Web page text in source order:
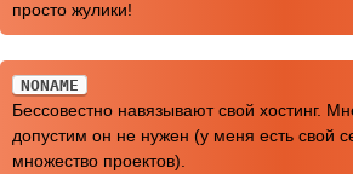
просто жулики!
NONAME
Бессовестно навязывают свой хостинг.
допустим он не нужен (у меня есть свой
множество проектов).